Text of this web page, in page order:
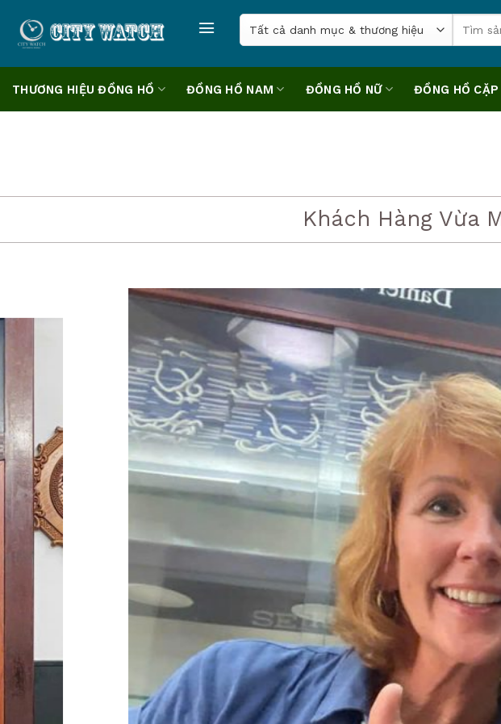
content
Tìm
kiếm:
THƯƠNG HIỆU ĐỒNG HỒ ĐỒNG HỒ NAM ĐỒNG HỒ NỮ ĐỒNG HỒ CẶP
Khách Hàng Vừa